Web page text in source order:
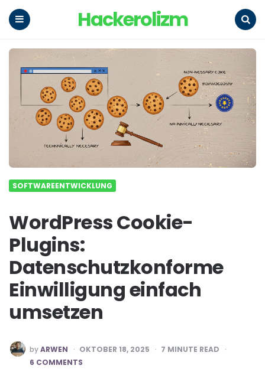
Hackerolizm
SOFTWAREENTWICKLUNG
WordPress Cookie-
Plugins:
Datenschutzkonforme
Einwilligung einfach
umsetzen
POSTED
BY
byARWEN OKTOBER 18, 2025 7 MINUTE READ
6 COMMENTS